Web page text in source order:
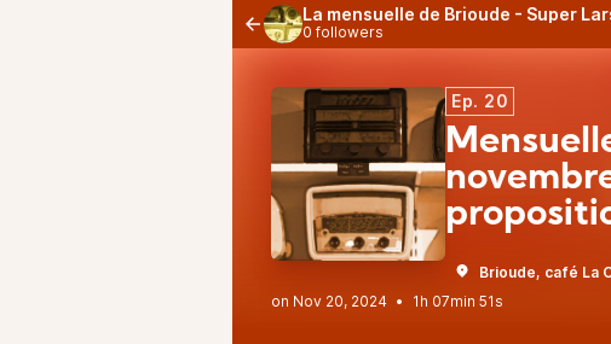
La mensuelle de Brioude - Super
0 followers
Ep. 20
Brioude, café La
•
1h 07min 51s